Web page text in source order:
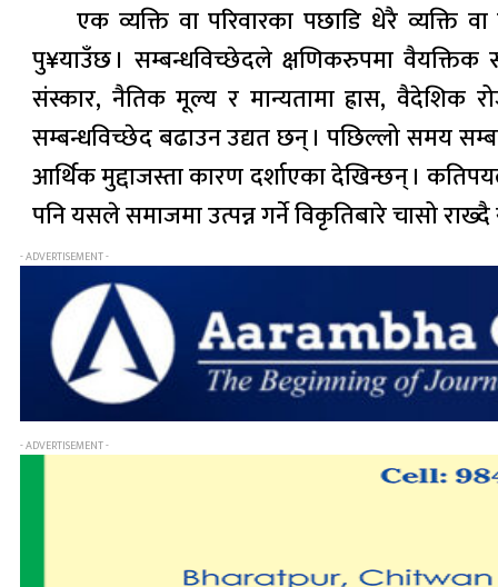
एक व्यक्ति वा परिवारका पछाडि धेरै व्यक्ति
पु¥याउँछ । सम्बन्धविच्छेदले क्षणिकरुपमा वैयक्तिक
संस्कार, नैतिक मूल्य र मान्यतामा ह्रास, वैदेशिक
सम्बन्धविच्छेद बढाउन उद्यत छन् । पछिल्लो समय
आर्थिक मुद्दाजस्ता कारण दर्शाएका देखिन्छन् ।
पनि यसले समाजमा उत्पन्न गर्ने विकृतिबारे चासो
- ADVERTISEMENT -
- ADVERTISEMENT -